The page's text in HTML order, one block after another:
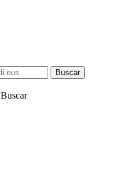
Buscar